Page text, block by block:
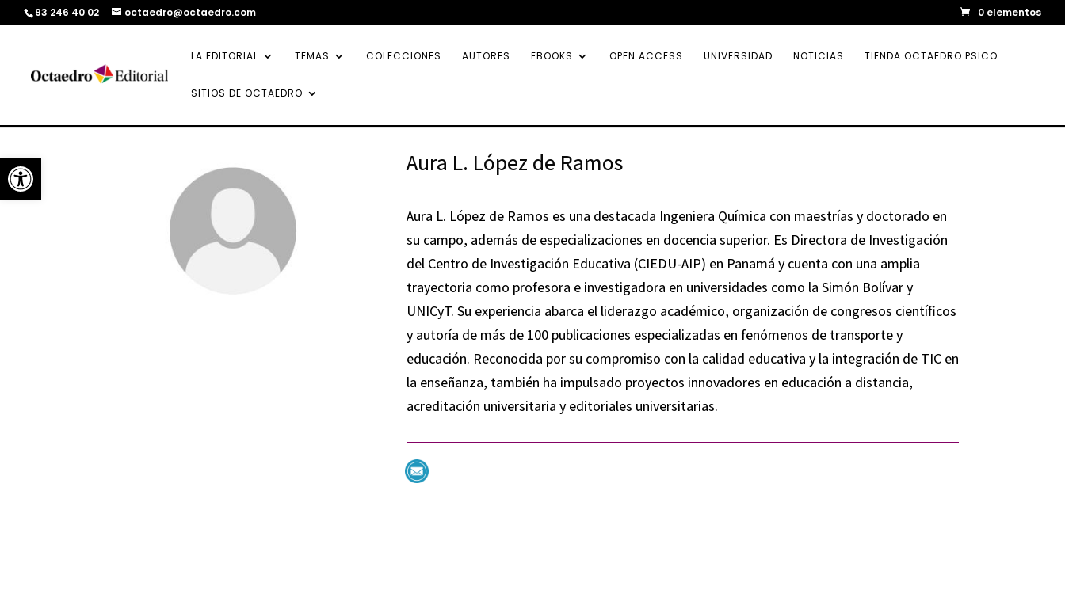
Abrir barra de herramientas
93 246 40 02 octaedro@octaedro.com 0 elementos
LA EDITORIAL TEMAS COLECCIONES AUTORES EBOOKS OPEN ACCESS UNIVERSIDAD NOTICIAS TIENDA OCTAEDRO PSICO
SITIOS DE OCTAEDRO
Aura L. López de Ramos
Aura L. López de Ramos es una destacada Ingeniera Química con maestrías y doctorado en
su campo, además de especializaciones en docencia superior. Es Directora de Investigación
del Centro de Investigación Educativa (CIEDU-AIP) en Panamá y cuenta con una amplia
trayectoria como profesora e investigadora en universidades como la Simón Bolívar y
UNICyT. Su experiencia abarca el liderazgo académico, organización de congresos científicos
y autoría de más de 100 publicaciones especializadas en fenómenos de transporte y
educación. Reconocida por su compromiso con la calidad educativa y la integración de TIC en
la enseñanza, también ha impulsado proyectos innovadores en educación a distancia,
acreditación universitaria y editoriales universitarias.